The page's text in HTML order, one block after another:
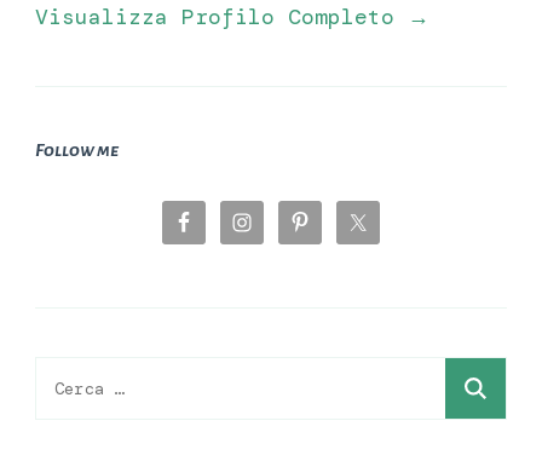
Visualizza Profilo Completo →
Follow me
Ricerca